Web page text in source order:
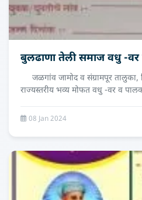
बुलढाणा तेली समाज वधु -
जळगांव जामोद व संग्रामपूर तालुका,
राज्यस्तरीय भव्य मोफत वधु -वर व
08 Jan 2024